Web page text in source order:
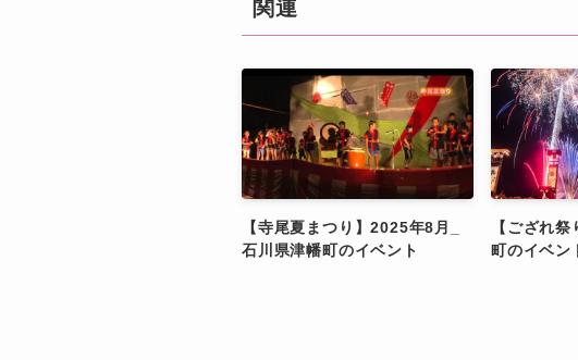
関連
【寺尾夏まつり】2025年8月_
石川県津幡町のイベント
【ござれ
町のイベン